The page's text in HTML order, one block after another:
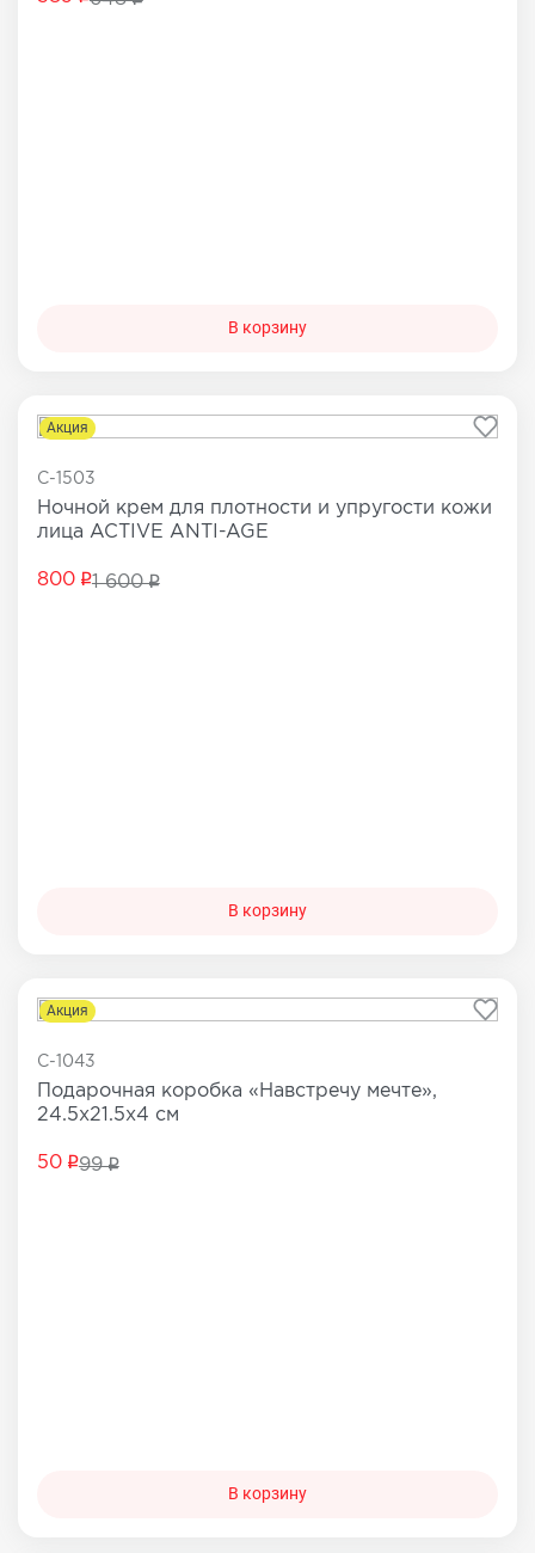
В корзину
Акция
C-1503
Ночной крем для плотности и упругости кожи
лица ACTIVE ANTI-AGE
800 1 600
В корзину
Акция
C-1043
Подарочная коробка «Навстречу мечте»,
24.5х21.5х4 см
50 99
В корзину